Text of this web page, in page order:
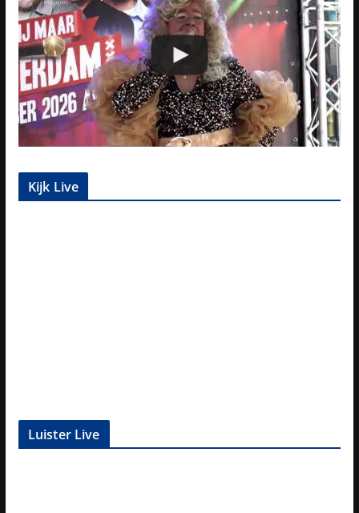
Kijk Live
Luister Live